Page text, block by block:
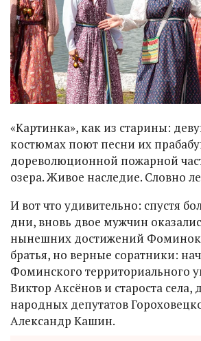
«Картинка», как из старины:
костюмах поют песни их
дореволюционной пожарной
озера. Живое наследие. Словно
И вот что удивительно: спустя
дни, вновь двое мужчин
нынешних достижений
братья, но верные соратники:
Фоминского территориального
Виктор Аксёнов и староста села,
народных депутатов
Александр Кашин.